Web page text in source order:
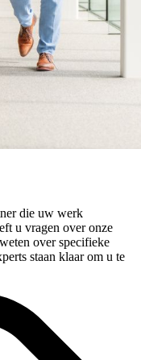
die uw werk
u vragen over onze
over specifieke
staan klaar om u te